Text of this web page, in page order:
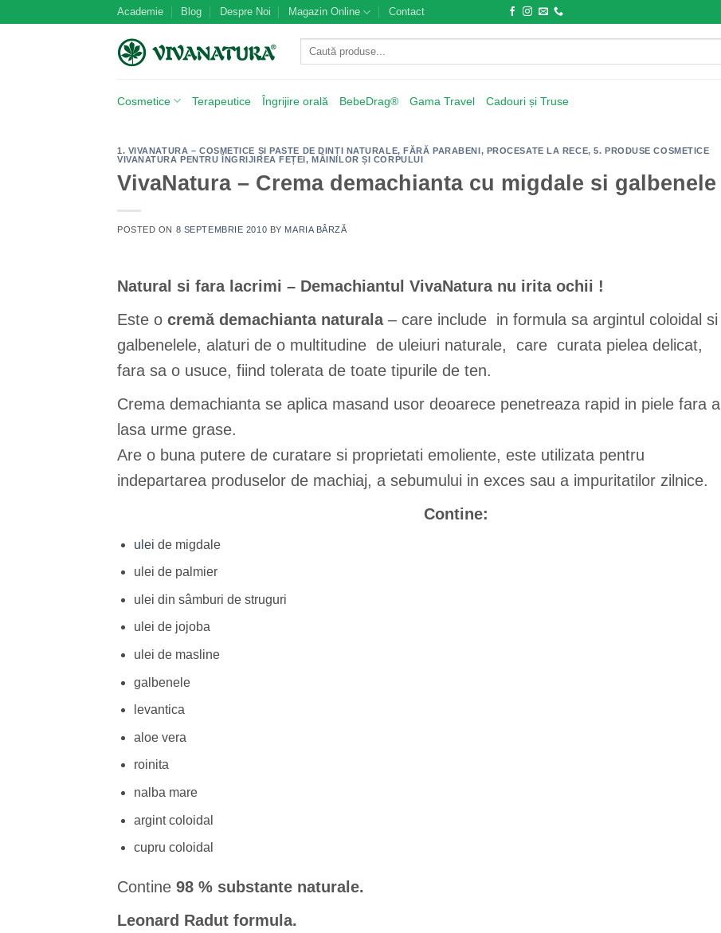
Academie Blog Despre Noi Magazin Online Contact
Caută
Cosmetice Terapeutice Îngrijire orală BebeDrag® Gama Travel Cadouri și Truse
1. VIVANATURA – COSMETICE ȘI PASTE DE DINȚI NATURALE, FĂRĂ PARABENI, PROCESATE LA RECE,5. PRODUSE COSMETICE
VIVANATURA PENTRU ÎNGRIJIREA FEȚEI, MÂINILOR ȘI CORPULUI
VivaNatura – Crema demachianta cu migdale si galbenele
POSTED ON 8 SEPTEMBRIE 2010 BY MARIA BÂRZĂ
Natural si fara lacrimi – Demachiantul VivaNatura nu irita ochii !
Este o cremă demachianta naturala– care include in formula sa argintul coloidal si
galbenelele, alaturi de o multitudine de uleiuri naturale, care curata pielea delicat,
fara sa o usuce, fiind tolerata de toate tipurile de ten.
Crema demachianta se aplica masand usor deoarece penetreaza rapid in piele fara a
lasa urme grase.
Are o buna putere de curatare si proprietati emoliente, este utilizata pentru
indepartarea produselor de machiaj, a sebumului in exces sau a impuritatilor zilnice.
Contine:
ulei de migdale
ulei de palmier
ulei din sâmburi de struguri
ulei de jojoba
ulei de masline
galbenele
levantica
aloe vera
roinita
nalba mare
argint coloidal
cupru coloidal
Contine 98 % substante naturale.
Leonard Radut formula.